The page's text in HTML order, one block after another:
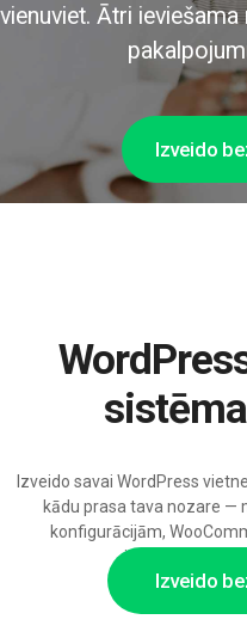
vienuviet. Ātri
Izveido
Izveido
WordPress rezervācijas
Izveido savai WordPress
kādu prasa tava nozare —
konfigurācijām,
integrācijām un